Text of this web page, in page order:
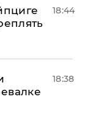
18:44
18:38